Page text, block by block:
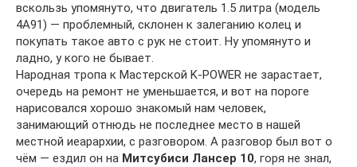
вскользь упомянуто, что двигатель 1.5 литра (модель
4A91) — проблемный, склонен к залеганию колец и
покупать такое авто с рук не стоит. Ну упомянуто и
ладно, у кого не бывает.
Народная тропа к Мастерской K-POWER не зарастает,
очередь на ремонт не уменьшается, и вот на пороге
нарисовался хорошо знакомый нам человек,
занимающий отнюдь не последнее место в нашей
местной иеарархии, с разговором. А разговор был вот о
чём — ездил он на Митсубиси Лансер 10, горя не знал,